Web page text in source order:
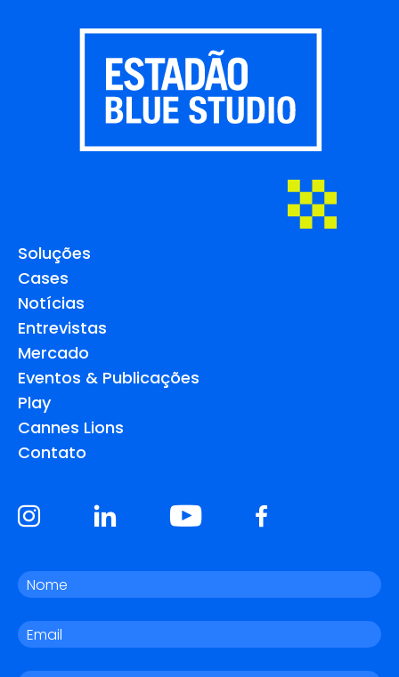
Soluções
Cases
Notícias
Entrevistas
Mercado
Eventos & Publicações
Play
Cannes Lions
Contato